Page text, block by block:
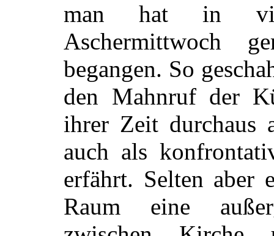
man hat in
Aschermittwoch
begangen. So
den Mahnruf der
ihrer Zeit durchaus
auch als
erfährt. Selten aber
Raum eine